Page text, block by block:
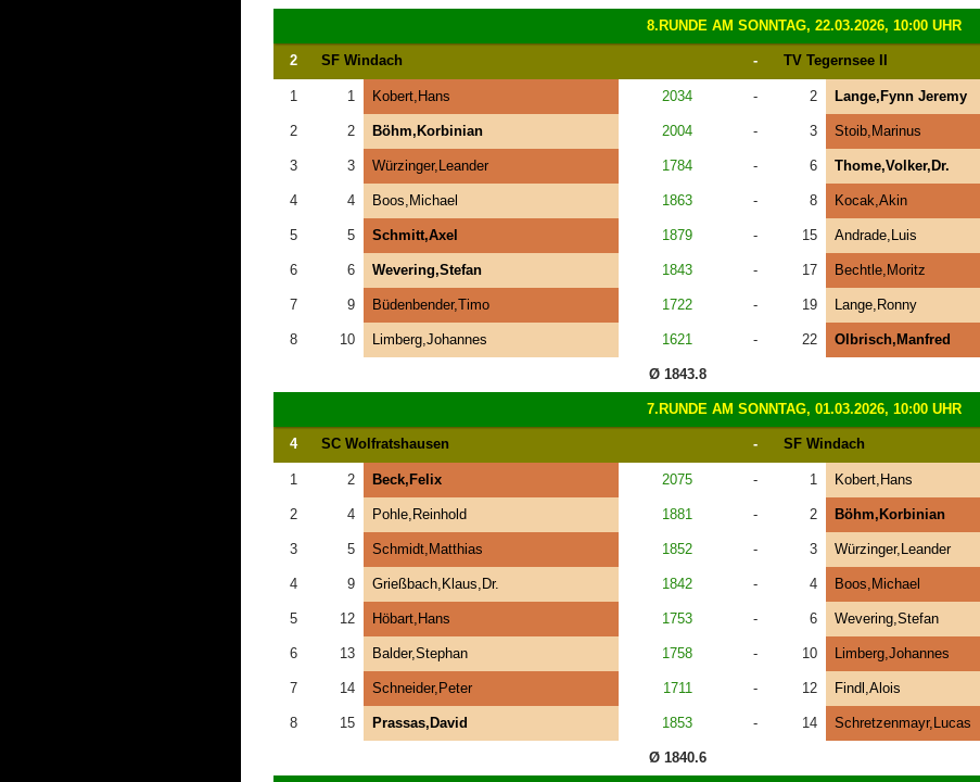
8.RUNDE AM SONNTAG, 22.03.2026, 10:00 UHR
2 SF Windach - TV Tegernsee II
1 1 Kobert,Hans 2034 - 2 Lange,Fynn Jeremy
2 2 Böhm,Korbinian 2004 - 3 Stoib,Marinus
3 3 Würzinger,Leander 1784 - 6 Thome,Volker,Dr.
4 4 Boos,Michael 1863 - 8 Kocak,Akin
5 5 Schmitt,Axel 1879 - 15 Andrade,Luis
6 6 Wevering,Stefan 1843 - 17 Bechtle,Moritz
7 9 Büdenbender,Timo 1722 - 19 Lange,Ronny
8 10 Limberg,Johannes 1621 - 22 Olbrisch,Manfred
Ø 1843.8
7.RUNDE AM SONNTAG, 01.03.2026, 10:00 UHR
4 SC Wolfratshausen - SF Windach
1 2 Beck,Felix 2075 - 1 Kobert,Hans
2 4 Pohle,Reinhold 1881 - 2 Böhm,Korbinian
3 5 Schmidt,Matthias 1852 - 3 Würzinger,Leander
4 9 Grießbach,Klaus,Dr. 1842 - 4 Boos,Michael
5 12 Höbart,Hans 1753 - 6 Wevering,Stefan
6 13 Balder,Stephan 1758 - 10 Limberg,Johannes
7 14 Schneider,Peter 1711 - 12 Findl,Alois
8 15 Prassas,David 1853 - 14 Schretzenmayr,Lucas
Ø 1840.6